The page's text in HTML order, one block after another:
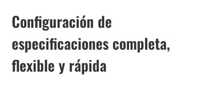
Configuración de
especificaciones completa,
flexible y rápida